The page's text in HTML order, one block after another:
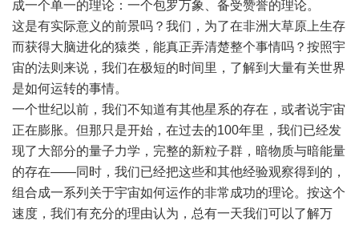
成一个单一的理论：一个包罗万象、备受赞誉的理论。
这是有实际意义的前景吗？我们，为了在非洲大草原上生存
而获得大脑进化的猿类，能真正弄清楚整个事情吗？按照宇
宙的法则来说，我们在极短的时间里，了解到大量有关世界
是如何运转的事情。
一个世纪以前，我们不知道有其他星系的存在，或者说宇宙
正在膨胀。但那只是开始，在过去的100年里，我们已经发
现了大部分的量子力学，完整的新粒子群，暗物质与暗能量
的存在――同时，我们已经把这些和其他经验观察得到的，
组合成一系列关于宇宙如何运作的非常成功的理论。按这个
速度，我们有充分的理由认为，总有一天我们可以了解万